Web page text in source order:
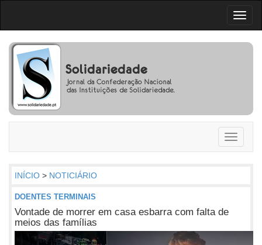
Toggle
INÍCIO > NOTICIÁRIO
DOENTES TERMINAIS
Vontade de morrer em casa esbarra com falta de
meios das famílias